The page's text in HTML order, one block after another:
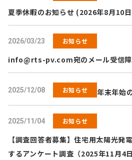
夏季休暇のお知らせ (2026年8月10
2026/03/23 お知らせ
info@rts-pv.com宛のメール受信
2025/12/08 お知らせ 年末年始
2025/11/04 お知らせ
【調査回答者募集】住宅用太陽光発
するアンケート調査（2025年11月4